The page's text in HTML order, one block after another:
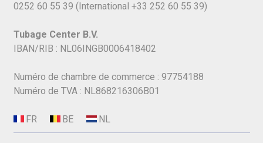
0252 60 55 39 (International +33 252 60 55 39)
Tubage Center B.V.
IBAN/RIB : NL06INGB0006418402
Numéro de chambre de commerce : 97754188
Numéro de TVA : NL868216306B01